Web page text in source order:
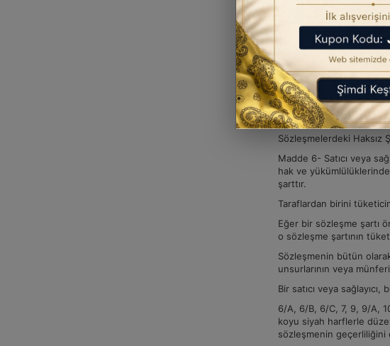
Satıştan Kaçınma
Madde 5- Üzerinde
görülebilir herhangi bir
Hizmet sağlamada da
Aksine bir teamül, ticarî
sayı veya ebat gibi
Diğer mal satışı ve
Sözleşmelerdeki Haksız
Madde 6- Satıcı veya
hak ve
şarttır.
Taraflardan birini
Eğer bir sözleşme şartı
o sözleşme şartının
Sözleşmenin bütün
unsurlarının veya
Bir satıcı veya
6/A, 6/B, 6/C, 7, 9, 9/A,
koyu siyah harflerle
sözleşmenin geçerliliğini